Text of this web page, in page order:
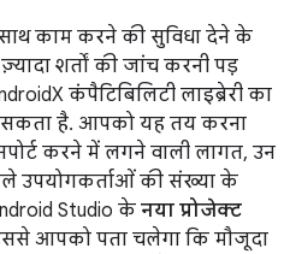
काम करने की सुविधा देने के
शर्तों की जांच करनी पड़
कंपैटिबिलिटी लाइब्रेरी का
सकता है. आपको यह तय करना
करने में लगने वाली लागत, उन
उपयोगकर्ताओं की संख्या के
Studio के नया प्रोजेक्ट
आपको पता चलेगा कि मौजूदा